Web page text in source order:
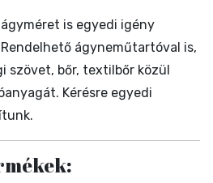
is egyedi igény
ágyneműtartóval is,
szövet, bőr, textilbőr közül
Kérésre egyedi